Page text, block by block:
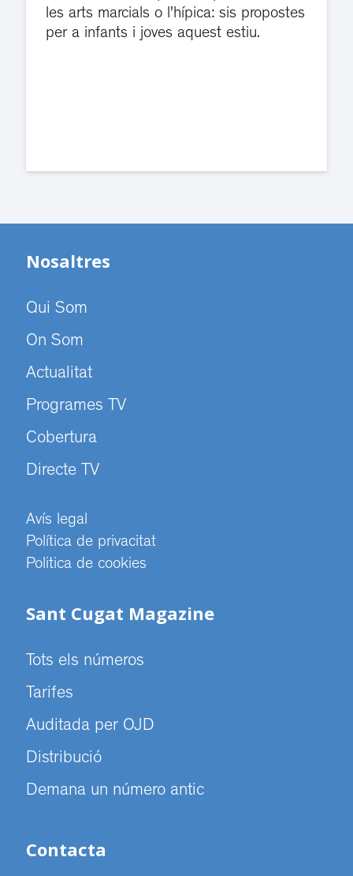
El servei de guàrdia i el jutjat de
violència de gènere s'han
Nosaltres
Qui Som
On Som
Actualitat
Programes TV
Cobertura
Directe TV
Avís legal
Política de privacitat
Politica de cookies
Sant Cugat Magazine
Tots els números
Tarifes
Auditada per OJD
Distribució
Demana un número antic
Contacta